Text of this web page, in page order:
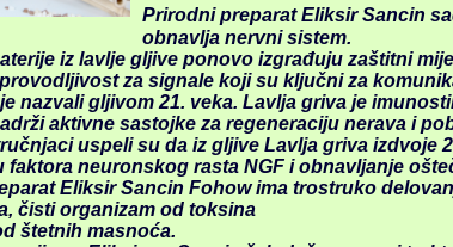
Prirodni preparat Eliksir Sancin
obnavlja nervni sistem.
iz lavlje gljive ponovo izgrađuju zaštitni
za signale koji su ključni za
nazvali gljivom 21. veka. Lavlja griva je
aktivne sastojke za regeneraciju nerava i
uspeli su da iz gljive Lavlja griva izdvoje
faktora neuronskog rasta NGF i obnavljanje
Eliksir Sancin Fohowima trostruko
čisti organizam od toksina
štetnih masnoća.